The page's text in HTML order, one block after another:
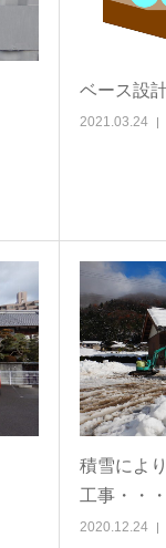
ベース設
2021.03.24
積雪によ
工事・・・
2020.12.24